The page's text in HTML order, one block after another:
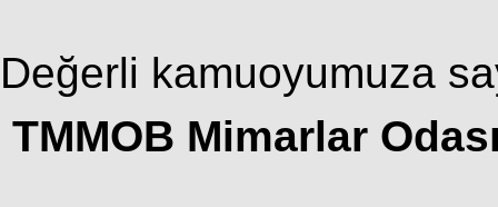
Değerli kamuoyumuza
TMMOB Mimarlar